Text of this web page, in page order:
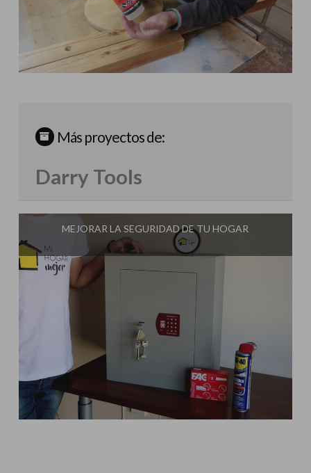
Más proyectos de:
Darry Tools
MEJORAR LA SEGURIDAD DE TU HOGAR
Influencer: